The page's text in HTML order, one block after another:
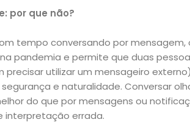
por que não?
tempo conversando por mensagem,
pandemia e permite que duas
precisar utilizar um mensageiro
e naturalidade. Conversar
do que por mensagens ou
interpretação errada.